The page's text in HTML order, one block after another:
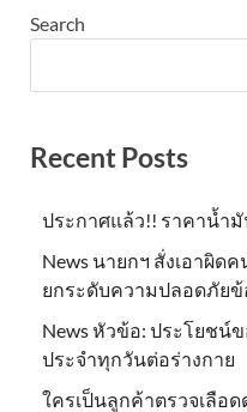
Search
Recent Posts
ประกาศแล้ว!! ราคาน้ำมั
News นายกฯ สั่งเอาผิ
ยกระดับความปลอดภัยข้
News หัวข้อ: ประโยชน์
ประจำทุกวันต่อร่างกาย
ใครเป็นลูกค้าตรวจเลือด